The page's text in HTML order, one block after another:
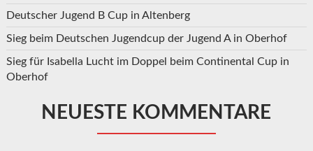
Deutscher Jugend B Cup in Altenberg
Sieg beim Deutschen Jugendcup der Jugend A in Oberhof
Sieg für Isabella Lucht im Doppel beim Continental Cup in
Oberhof
NEUESTE KOMMENTARE